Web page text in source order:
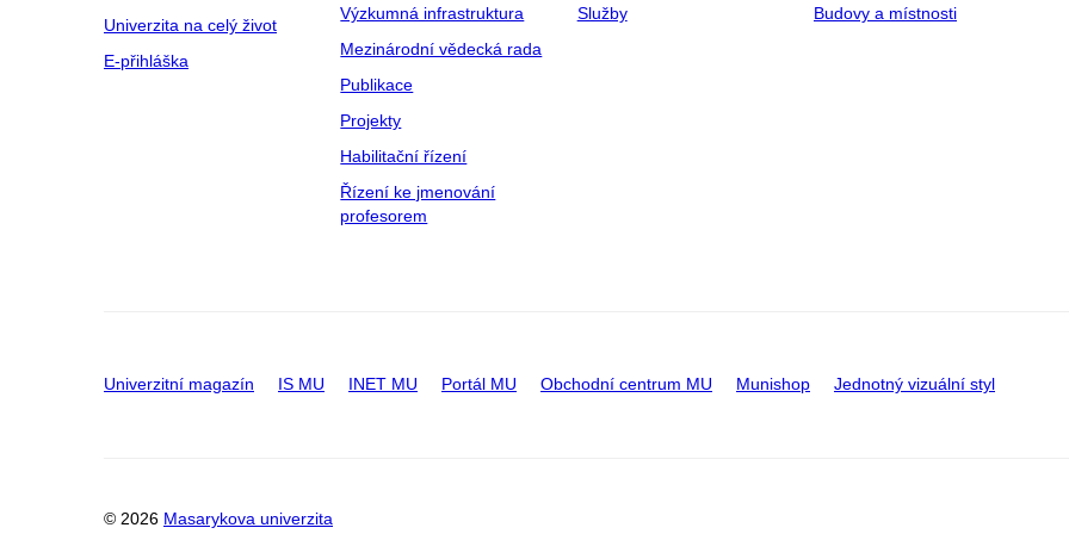
Univerzita na celý život
E-přihláška
Výzkumná infrastruktura
Mezinárodní vědecká rada
Publikace
Projekty
Habilitační řízení
Řízení ke jmenování
profesorem
Služby
Budovy a místnosti
Univerzitní magazín IS MU INET MU Portál MU Obchodní centrum MU Munishop Jednotný vizuální styl
© 2026 Masarykova univerzita